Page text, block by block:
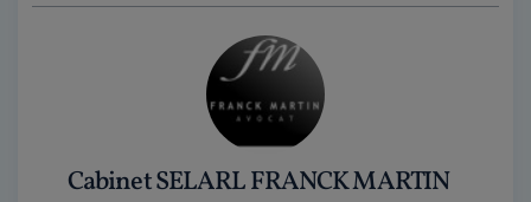
Cabinet SELARL FRANCK MARTIN